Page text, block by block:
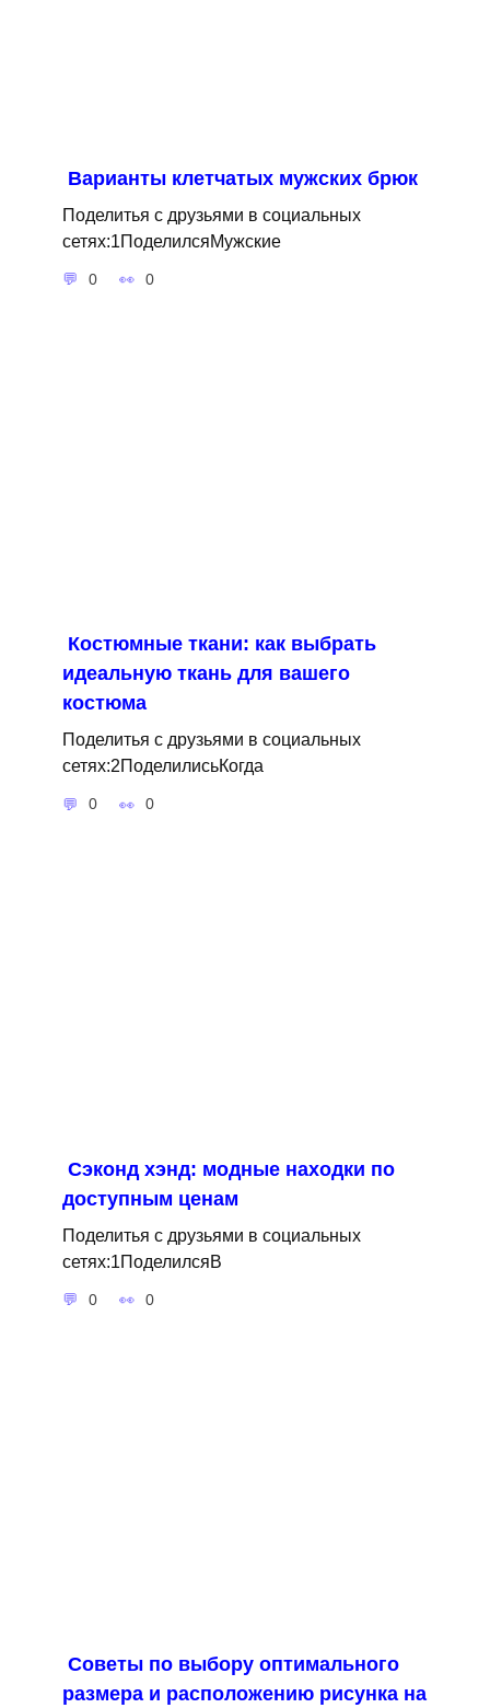
Варианты клетчатых мужских брюк
Поделитья с друзьями в социальных
сетях:1ПоделилсяМужские
0 0
Костюмные ткани: как выбрать
идеальную ткань для вашего
костюма
Поделитья с друзьями в социальных
сетях:2ПоделилисьКогда
0 0
Сэконд хэнд: модные находки по
доступным ценам
Поделитья с друзьями в социальных
сетях:1ПоделилсяВ
0 0
Советы по выбору оптимального
размера и расположению рисунка на